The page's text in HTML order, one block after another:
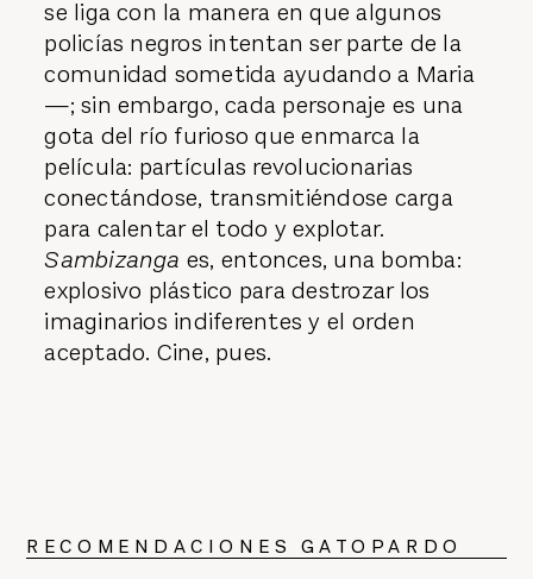
se liga con la manera en que algunos
policías negros intentan ser parte de la
comunidad sometida ayudando a Maria
—; sin embargo, cada personaje es una
gota del río furioso que enmarca la
película: partículas revolucionarias
conectándose, transmitiéndose carga
para calentar el todo y explotar.
Sambizanga es, entonces, una bomba:
explosivo plástico para destrozar los
imaginarios indiferentes y el orden
aceptado. Cine, pues.
RECOMENDACIONES GATOPARDO